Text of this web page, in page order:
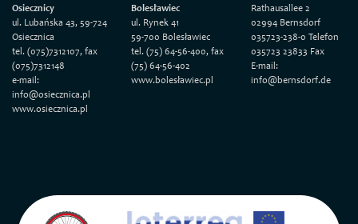
Osiecznicy
ul. Lubańska 43, 59-724
Osiecznica
tel. (075)7312107, fax
(075)7312148
e-mail:
info@osiecznica.pl
www.osiecznica.pl
Bolesławiec
ul. Rynek 41
59-700 Bolesławiec
tel. (75) 64-56-400, fax
(75) 64-56-402
www.bolesławiec.pl
Rathausallee 2
02994 Bernsdorf
035723-238-0 Telefon
035723 23833 Fax
E-mail:
info@bernsdorf.de